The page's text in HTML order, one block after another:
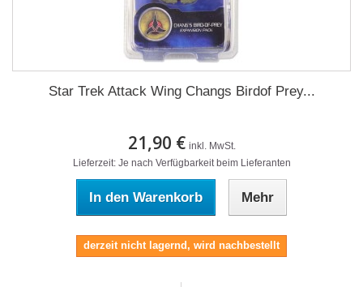
Star Trek Attack Wing Changs Birdof Prey...
21,90 € inkl. MwSt.
Lieferzeit: Je nach Verfügbarkeit beim Lieferanten
In den Warenkorb Mehr
derzeit nicht lagernd, wird nachbestellt